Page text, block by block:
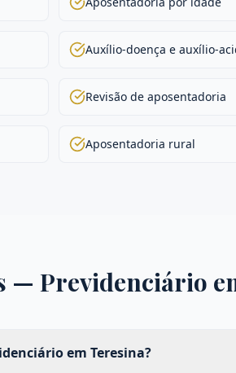
Auxílio-doença e auxílio-
Revisão de aposentadoria
Aposentadoria rural
— Previdenciário
em Teresina?